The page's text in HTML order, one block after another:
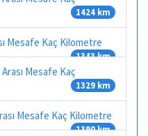
1424 km
Mesafe Kaç Kilometre
1343 km
Mesafe Kaç
1329 km
Mesafe Kaç Kilometre
1390 km